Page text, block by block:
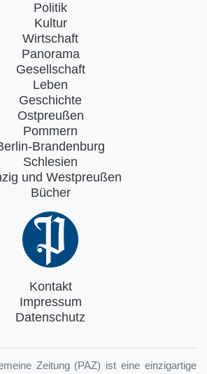
Politik
Kultur
Wirtschaft
Panorama
Gesellschaft
Leben
Geschichte
Ostpreußen
Pommern
Brandenburg
Schlesien
und Westpreußen
Bücher
Kontakt
Impressum
Datenschutz
Zeitung (PAZ) ist eine einzigartige